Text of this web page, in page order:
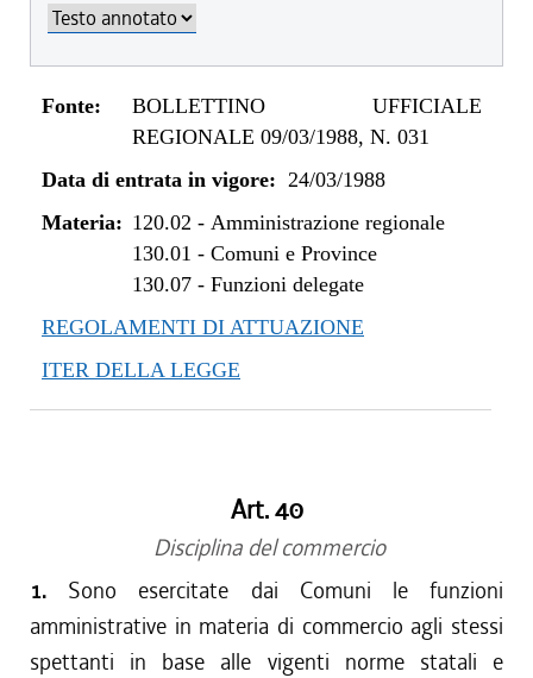
Fonte:
BOLLETTINO UFFICIALE
REGIONALE 09/03/1988, N. 031
Data di entrata in vigore: 24/03/1988
Materia: 120.02 - Amministrazione regionale
130.01 - Comuni e Province
130.07- Funzioni delegate
REGOLAMENTI DI ATTUAZIONE
ITER DELLA LEGGE
Art. 40
Disciplina del commercio
1. Sono esercitate dai Comuni le funzioni
amministrative in materia di commercio agli stessi
spettanti in base alle vigenti norme statali e